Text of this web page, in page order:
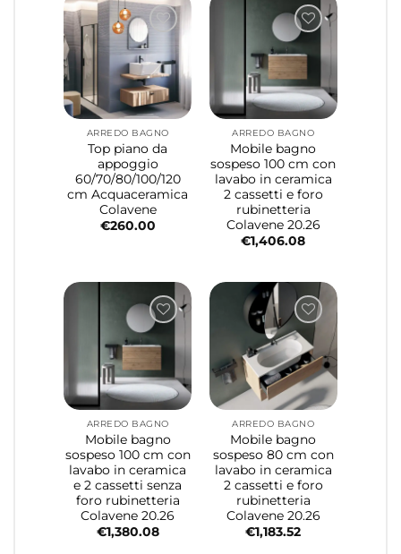
ARREDO BAGNO
Top piano da
appoggio
60/70/80/100/120
cm Acquaceramica
Colavene
€260.00
ARREDO BAGNO
Mobile bagno
sospeso 100 cm con
lavabo in ceramica
2 cassetti e foro
rubinetteria
Colavene 20.26
€1,406.08
ARREDO BAGNO
Mobile bagno
sospeso 100 cm con
lavabo in ceramica
e 2 cassetti senza
foro rubinetteria
Colavene 20.26
€1,380.08
ARREDO BAGNO
Mobile bagno
sospeso 80 cm con
lavabo in ceramica
2 cassetti e foro
rubinetteria
Colavene 20.26
€1,183.52